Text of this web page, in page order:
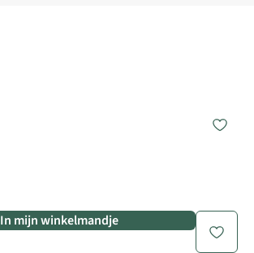
In mijn winkelmandje